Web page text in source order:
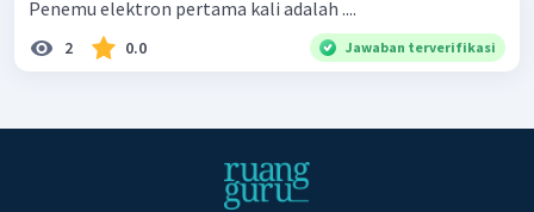
Penemu elektron pertama kali adalah ....
2 0.0 Jawaban terverifikasi